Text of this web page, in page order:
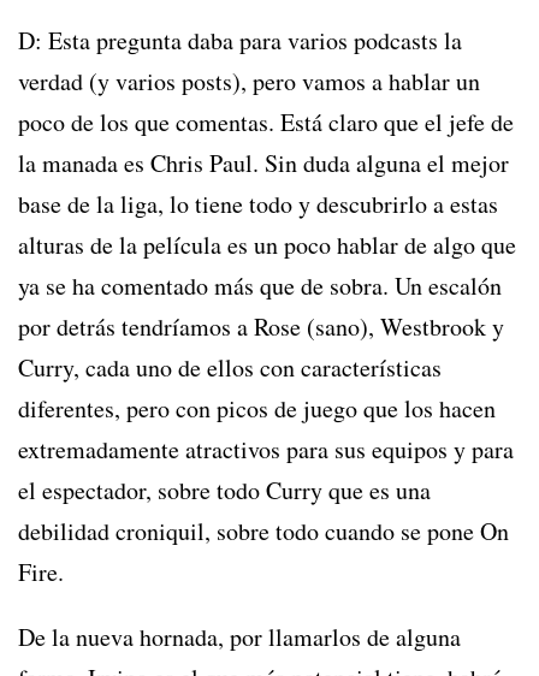
D: Esta pregunta daba para varios podcasts la
verdad (y varios posts), pero vamos a hablar un
poco de los que comentas. Está claro que el jefe de
la manada es Chris Paul. Sin duda alguna el mejor
base de la liga, lo tiene todo y descubrirlo a estas
alturas de la película es un poco hablar de algo que
ya se ha comentado más que de sobra. Un escalón
por detrás tendríamos a Rose (sano), Westbrook y
Curry, cada uno de ellos con características
diferentes, pero con picos de juego que los hacen
extremadamente atractivos para sus equipos y para
el espectador, sobre todo Curry que es una
debilidad croniquil, sobre todo cuando se pone On
Fire.
De la nueva hornada, por llamarlos de alguna